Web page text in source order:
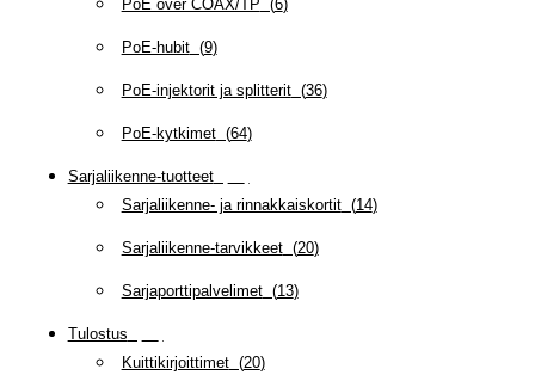
PoE over COAX/TP (6)
PoE-hubit(9)
PoE-injektorit ja splitterit(36)
PoE-kytkimet(64)
Sarjaliikenne-tuotteet(
Sarjaliikenne- ja rinnakkaiskortit(14)
Sarjaliikenne-tarvikkeet(20)
Sarjaporttipalvelimet(13)
Tulostus
Kuittikirjoittimet(20)